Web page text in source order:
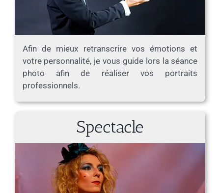
Afin de mieux retranscrire vos émotions et
votre personnalité, je vous guide lors la séance
photo afin de réaliser vos portraits
professionnels.
Spectacle